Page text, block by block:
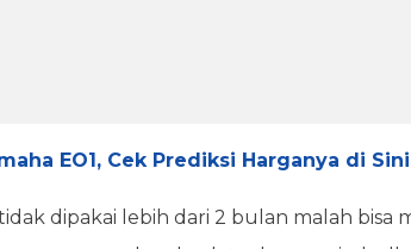
EO1, Cek Prediksi Harganya di
dipakai lebih dari 2 bulan malah bisa